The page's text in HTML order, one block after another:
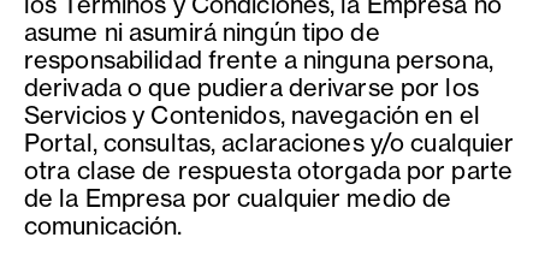
asume ni asumirá ningún tipo de
responsabilidad frente a ninguna persona,
derivada o que pudiera derivarse por los
Servicios y Contenidos, navegación en el
Portal, consultas, aclaraciones y/o cualquier
otra clase de respuesta otorgada por parte
de la Empresa por cualquier medio de
comunicación.